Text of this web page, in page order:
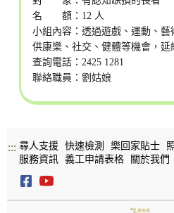
名 額：12 人
小組內容：透過遊戲、運動、
供康樂、社交、健體等機會，延
查詢電話：2425 1281
聯絡職員：劉姑娘
::: 尋人支援 快速檢測 樂回家貼士
服務資訊
義工申請表格 關於我們